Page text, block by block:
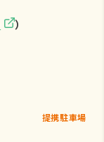
）
提携駐車場